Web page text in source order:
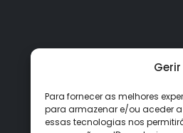
Para fornecer as melhores
para armazenar e/ou aceder
essas tecnologias nos